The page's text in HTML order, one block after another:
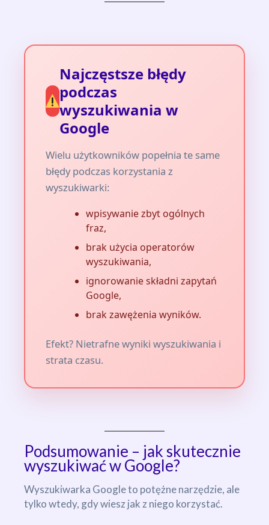
Najczęstsze błędy
podczas
wyszukiwania w
Google
Wielu użytkowników popełnia te same
błędy podczas korzystania z
wyszukiwarki:
wpisywanie zbyt ogólnych
fraz,
brak użycia operatorów
wyszukiwania,
ignorowanie składni zapytań
Google,
brak zawężenia wyników.
Efekt? Nietrafne wyniki wyszukiwania i
strata czasu.
Podsumowanie – jak skutecznie
wyszukiwać w Google?
Wyszukiwarka Google to potężne narzędzie, ale
tylko wtedy, gdy wiesz jak z niego korzystać.